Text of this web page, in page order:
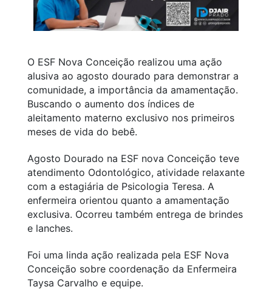
O ESF Nova Conceição realizou uma ação
alusiva ao agosto dourado para demonstrar a
comunidade, a importância da amamentação.
Buscando o aumento dos índices de
aleitamento materno exclusivo nos primeiros
meses de vida do bebê.
Agosto Dourado na ESF nova Conceição teve
atendimento Odontológico, atividade relaxante
com a estagiária de Psicologia Teresa. A
enfermeira orientou quanto a amamentação
exclusiva. Ocorreu também entrega de brindes
e lanches.
Foi uma linda ação realizada pela ESF Nova
Conceição sobre coordenação da Enfermeira
Taysa Carvalho e equipe.